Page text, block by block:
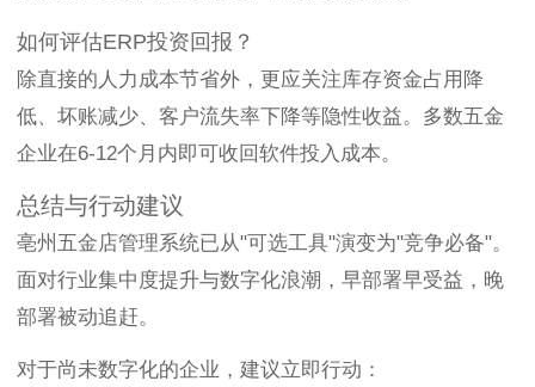
如何评估ERP投资回报？
除直接的人力成本节省外，更应关注库存资金占用降
低、坏账减少、客户流失率下降等隐性收益。多数五金
企业在6-12个月内即可收回软件投入成本。
总结与行动建议
亳州五金店管理系统已从"可选工具"演变为"竞争必备"。
面对行业集中度提升与数字化浪潮，早部署早受益，晚
部署被动追赶。
对于尚未数字化的企业，建议立即行动：